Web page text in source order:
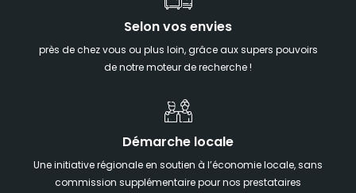
Selon vos envies
près de chez vous ou plus loin, grâce aux supers pouvoirs
de notre moteur de recherche !
Démarche locale
Une initiative régionale en soutien à l’économie locale, sans
commission supplémentaire pour nos prestataires